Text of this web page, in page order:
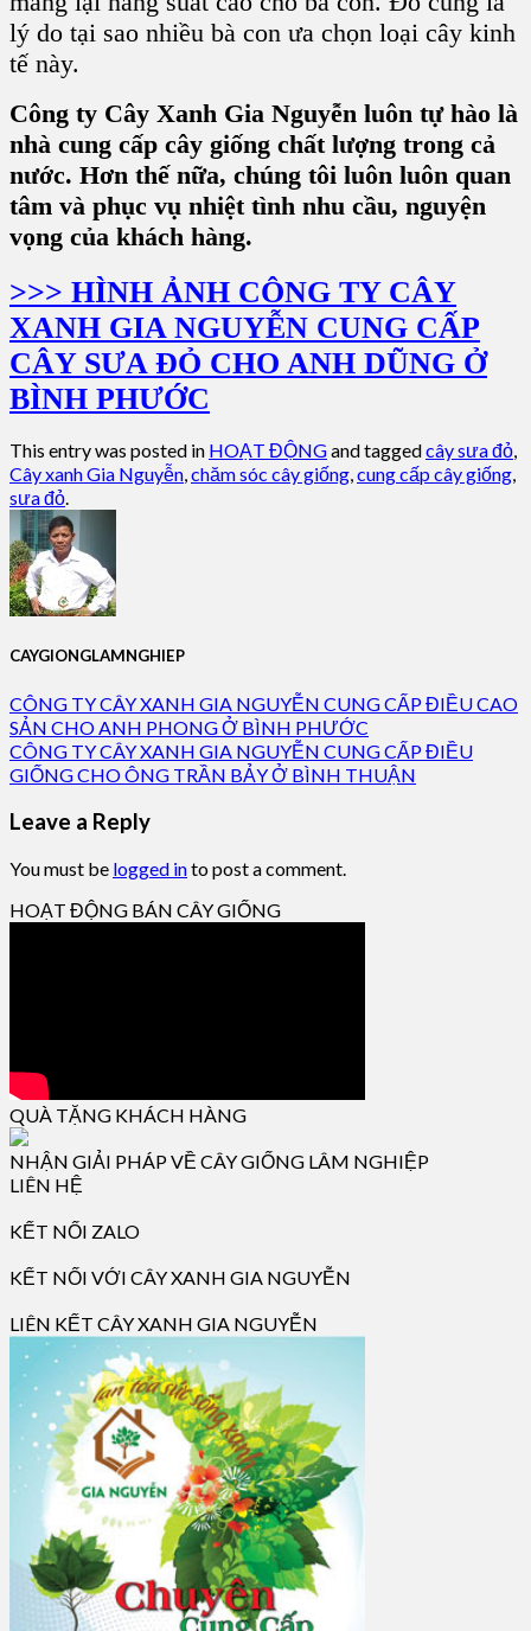
lý do tại sao nhiều bà con ưa chọn loại cây kinh
tế này.
Công ty Cây Xanh Gia Nguyễn luôn tự hào là
nhà cung cấp cây giống chất lượng trong cả
nước. Hơn thế nữa, chúng tôi luôn luôn quan
tâm và phục vụ nhiệt tình nhu cầu, nguyện
vọng của khách hàng.
>>> HÌNH ẢNH CÔNG TY CÂY
XANH GIA NGUYỄN CUNG CẤP
CÂY SƯA ĐỎ CHO ANH DŨNG Ở
BÌNH PHƯỚC
This entry was posted in HOẠT ĐỘNGand taggedcây sưa đỏ,
Cây xanh Gia Nguyễn,chăm sóc cây giống,cung cấp cây giống,
sưa đỏ.
CAYGIONGLAMNGHIEP
CÔNG TY CÂY XANH GIA NGUYỄN CUNG CẤP ĐIỀU CAO
SẢN CHO ANH PHONG Ở BÌNH PHƯỚC
CÔNG TY CÂY XANH GIA NGUYỄN CUNG CẤP ĐIỀU
GIỐNG CHO ÔNG TRẦN BẢY Ở BÌNH THUẬN
Leave a Reply
You must be logged into post a comment.
HOẠT ĐỘNG BÁN CÂY GIỐNG
QUÀ TẶNG KHÁCH HÀNG
NHẬN GIẢI PHÁP VỀ CÂY GIỐNG LÂM NGHIỆP
LIÊN HỆ
KẾT NỐI ZALO
KẾT NỐI VỚI CÂY XANH GIA NGUYỄN
LIÊN KẾT CÂY XANH GIA NGUYỄN